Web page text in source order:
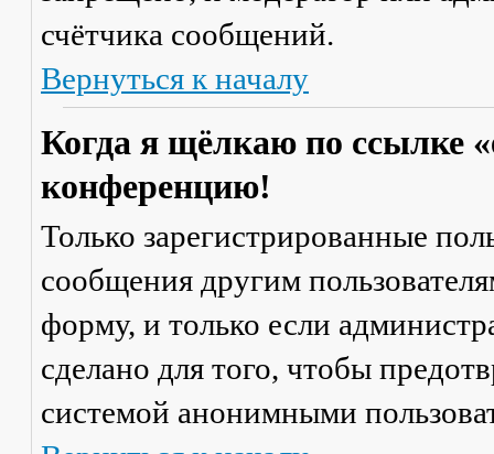
счётчика сообщений.
Вернуться к началу
Когда я щёлкаю по ссылке
конференцию!
Только зарегистрированные
сообщения другим
форму, и только если
сделано для того, чтобы
системой анонимными